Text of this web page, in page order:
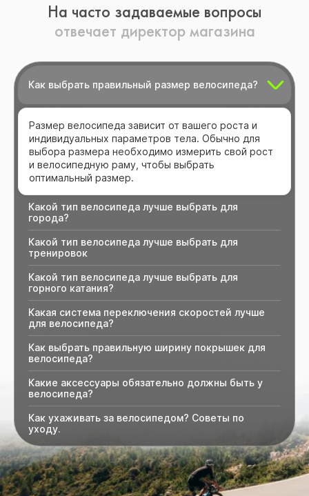
На часто задаваемые вопросы
отвечает директор магазина
Как выбрать правильный размер велосипеда?
Размер велосипеда зависит от вашего роста и
индивидуальных параметров тела. Обычно для
выбора размера необходимо измерить свой рост
и велосипедную раму, чтобы выбрать
оптимальный размер.
Какой тип велосипеда лучше выбрать для
города?
Какой тип велосипеда лучше выбрать для
тренировок
Какой тип велосипеда лучше выбрать для
горного катания?
Какая система переключения скоростей лучше
для велосипеда?
Как выбрать правильную ширину покрышек для
велосипеда?
Какие аксессуары обязательно должны быть у
велосипеда?
Как ухаживать за велосипедом? Советы по
уходу.